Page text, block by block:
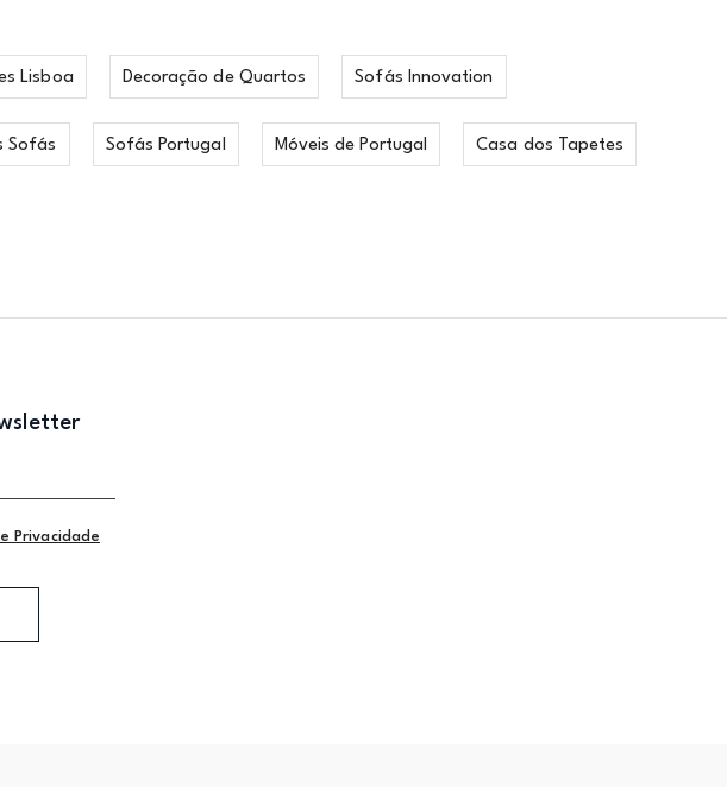
Lisboa Decoração de Quartos Sofás Innovation
Sofás Sofás Portugal Móveis de Portugal Casa dos Tapetes
Privacidade